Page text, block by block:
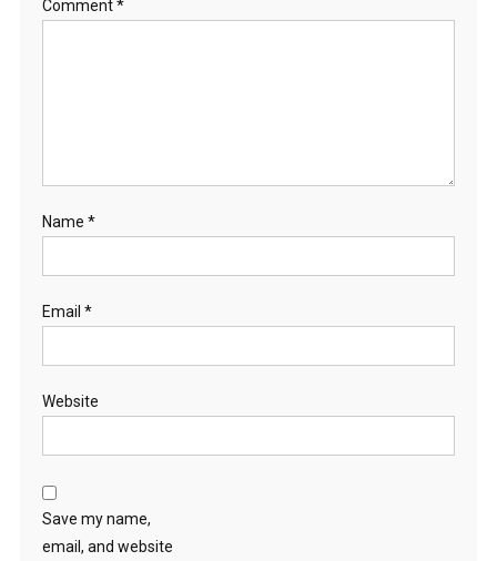
Comment*
Name *
Email *
Website
Save my name,
email, and website